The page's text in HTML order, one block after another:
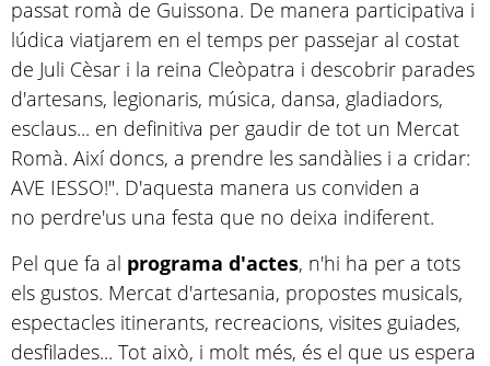
passat romà de Guissona. De manera participativa i
lúdica viatjarem en el temps per passejar al costat
de Juli Cèsar i la reina Cleòpatra i descobrir parades
d'artesans, legionaris, música, dansa, gladiadors,
esclaus... en definitiva per gaudir de tot un Mercat
Romà. Així doncs, a prendre les sandàlies i a cridar:
AVE IESSO!". D'aquesta manera us conviden a
no perdre'us una festa que no deixa indiferent.
Pel que fa al programa d'actes, n'hi ha per a tots
els gustos. Mercat d'artesania, propostes musicals,
espectacles itinerants, recreacions, visites guiades,
desfilades... Tot això, i molt més, és el que us espera